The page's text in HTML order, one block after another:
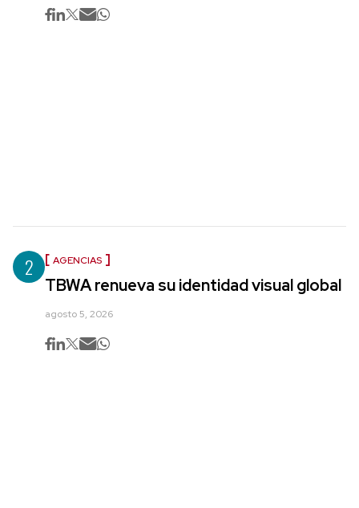
2 AGENCIAS
TBWA renueva su identidad visual global
agosto 5, 2026